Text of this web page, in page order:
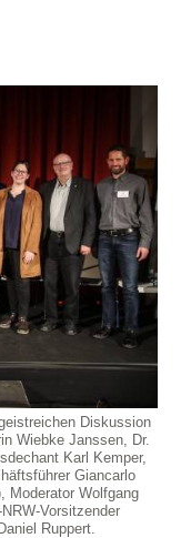
Diskussion
Wiebke Janssen, Dr.
Karl Kemper,
Giancarlo
Moderator Wolfgang
Vorsitzender
Ruppert.